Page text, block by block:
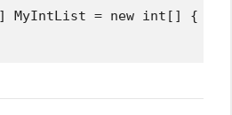
MyIntList = new int[] { 1,